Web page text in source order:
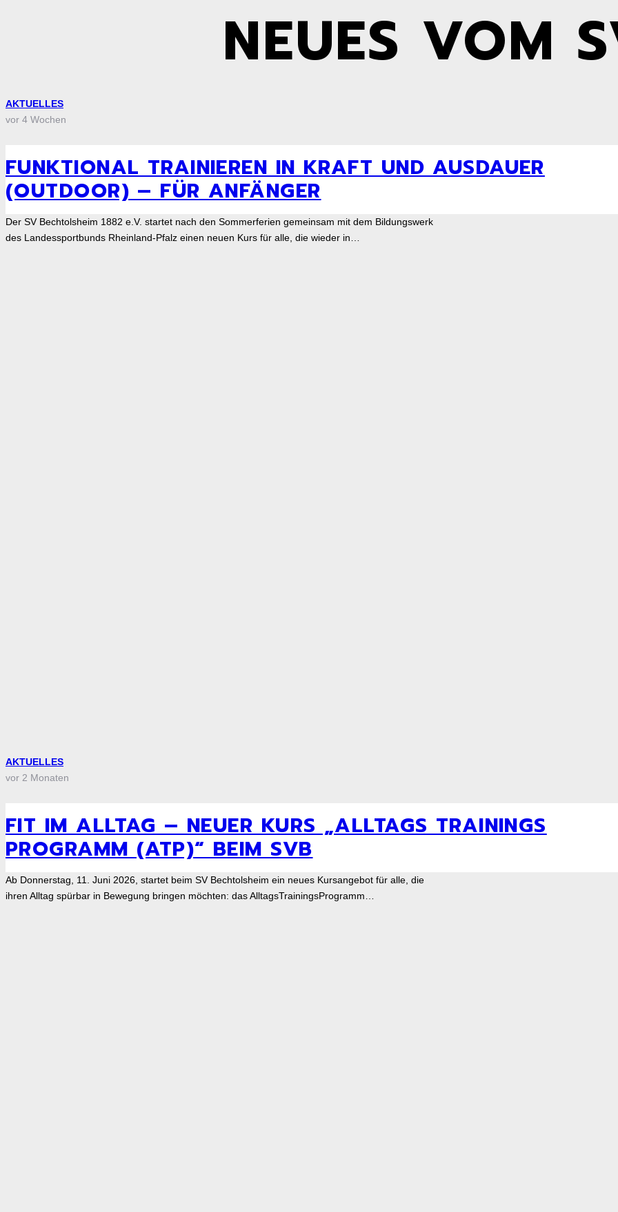
NEUES VOM
AKTUELLES
vor 4 Wochen
FUNKTIONAL TRAINIEREN IN KRAFT UND AUSDAUER
(OUTDOOR) – FÜR ANFÄNGER
Der SV Bechtolsheim 1882 e.V. startet nach den Sommerferien gemeinsam mit dem Bildungswerk
des Landessportbunds Rheinland-Pfalz einen neuen Kurs für alle, die wieder in…
AKTUELLES
vor 2 Monaten
FIT IM ALLTAG – NEUER KURS „ALLTAGS TRAININGS
PROGRAMM (ATP)“ BEIM SVB
Ab Donnerstag, 11. Juni 2026, startet beim SV Bechtolsheim ein neues Kursangebot für alle, die
ihren Alltag spürbar in Bewegung bringen möchten: das AlltagsTrainingsProgramm…